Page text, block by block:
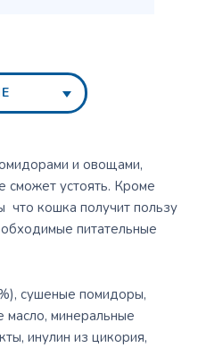
и овощами,
устоять. Кроме
что кошка получит пользу
питательные
сушеные помидоры,
масло, минеральные
инулин из цикория,